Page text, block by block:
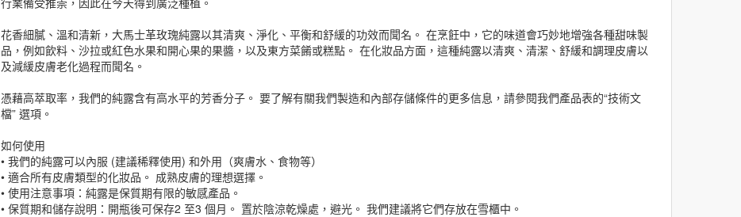
花香細膩、溫和清新，大馬士革玫瑰純露以其清爽、淨化、平衡和舒緩的功效而聞名。 在烹飪中，它的味道會巧妙地增強各種甜味製
品，例如飲料、沙拉或紅色水果和開心果的果醬，以及東方菜餚或糕點。 在化妝品方面，這種純露以清爽、清潔、舒緩和調理皮膚以
及減緩皮膚老化過程而聞名。
憑藉高萃取率，我們的純露含有高水平的芳香分子。 要了解有關我們製造和內部存儲條件的更多信息，請參閱我們產品表的“技術文
檔” 選項。
如何使用
• 我們的純露可以內服 (建議稀釋使用) 和外用（爽膚水、食物等）
• 適合所有皮膚類型的化妝品。 成熟皮膚的理想選擇。
• 使用注意事項： 純露是保質期有限的敏感產品。
• 保質期和儲存說明：開瓶後可保存2 至3 個月。 置於陰涼乾燥處，避光。 我們建議將它們存放在雪櫃中。